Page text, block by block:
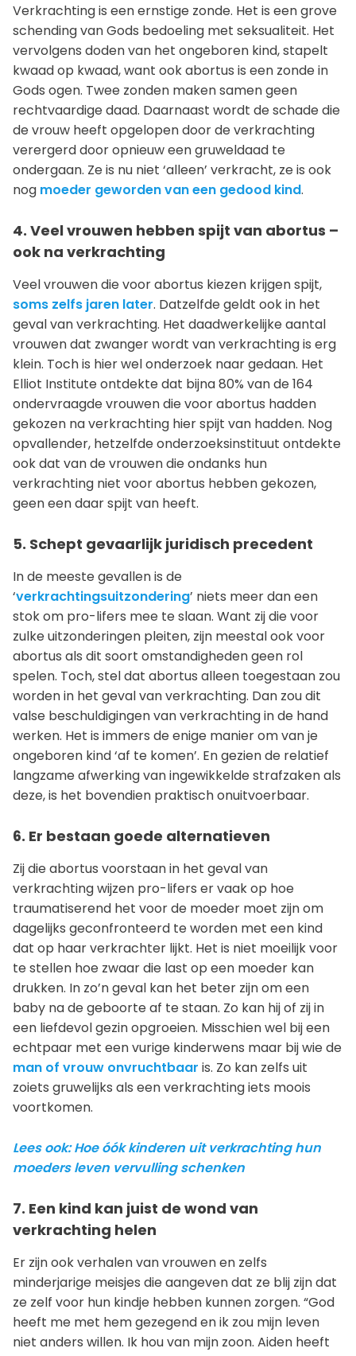
Verkrachting is een ernstige zonde. Het is een grove
schending van Gods bedoeling met seksualiteit. Het
vervolgens doden van het ongeboren kind, stapelt
kwaad op kwaad, want ook abortus is een zonde in
Gods ogen. Twee zonden maken samen geen
rechtvaardige daad. Daarnaast wordt de schade die
de vrouw heeft opgelopen door de verkrachting
verergerd door opnieuw een gruweldaad te
ondergaan. Ze is nu niet ‘alleen’ verkracht, ze is ook
nog moeder geworden van een gedood kind.
4. Veel vrouwen hebben spijt van abortus –
ook na verkrachting
Veel vrouwen die voor abortus kiezen krijgen spijt,
soms zelfs jaren later. Datzelfde geldt ook in het
geval van verkrachting. Het daadwerkelijke aantal
vrouwen dat zwanger wordt van verkrachting is erg
klein. Toch is hier wel onderzoek naar gedaan. Het
Elliot Institute ontdekte dat bijna 80% van de 164
ondervraagde vrouwen die voor abortus hadden
gekozen na verkrachting hier spijt van hadden. Nog
opvallender, hetzelfde onderzoeksinstituut ontdekte
ook dat van de vrouwen die ondanks hun
verkrachting niet voor abortus hebben gekozen,
geen een daar spijt van heeft.
5. Schept gevaarlijk juridisch precedent
In de meeste gevallen is de
‘verkrachtingsuitzondering’ niets meer dan een
stok om pro-lifers mee te slaan. Want zij die voor
zulke uitzonderingen pleiten, zijn meestal ook voor
abortus als dit soort omstandigheden geen rol
spelen. Toch, stel dat abortus alleen toegestaan zou
worden in het geval van verkrachting. Dan zou dit
valse beschuldigingen van verkrachting in de hand
werken. Het is immers de enige manier om van je
ongeboren kind ‘af te komen’. En gezien de relatief
langzame afwerking van ingewikkelde strafzaken als
deze, is het bovendien praktisch onuitvoerbaar.
6. Er bestaan goede alternatieven
Zij die abortus voorstaan in het geval van
verkrachting wijzen pro-lifers er vaak op hoe
traumatiserend het voor de moeder moet zijn om
dagelijks geconfronteerd te worden met een kind
dat op haar verkrachter lijkt. Het is niet moeilijk voor
te stellen hoe zwaar die last op een moeder kan
drukken. In zo’n geval kan het beter zijn om een
baby na de geboorte af te staan. Zo kan hij of zij in
een liefdevol gezin opgroeien. Misschien wel bij een
echtpaar met een vurige kinderwens maar bij wie de
man of vrouw onvruchtbaar is. Zo kan zelfs uit
zoiets gruwelijks als een verkrachting iets moois
voortkomen.
Lees ook: Hoe óók kinderen uit verkrachting hun
moeders leven vervulling schenken
7. Een kind kan juist de wond van
verkrachting helen
Er zijn ook verhalen van vrouwen en zelfs
minderjarige meisjes die aangeven dat ze blij zijn dat
ze zelf voor hun kindje hebben kunnen zorgen. “God
heeft me met hem gezegend en ik zou mijn leven
niet anders willen. Ik hou van mijn zoon. Aiden heeft